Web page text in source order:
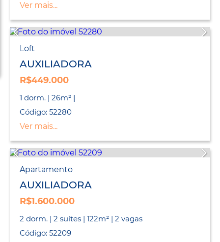
Ver mais...
Loft
AUXILIADORA
R$449.000
1 dorm. | 26m² |
Código: 52280
Ver mais...
Apartamento
AUXILIADORA
R$1.600.000
2 dorm. | 2 suítes | 122m² | 2 vagas
Código: 52209